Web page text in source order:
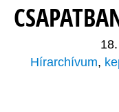
Hírarchívum,